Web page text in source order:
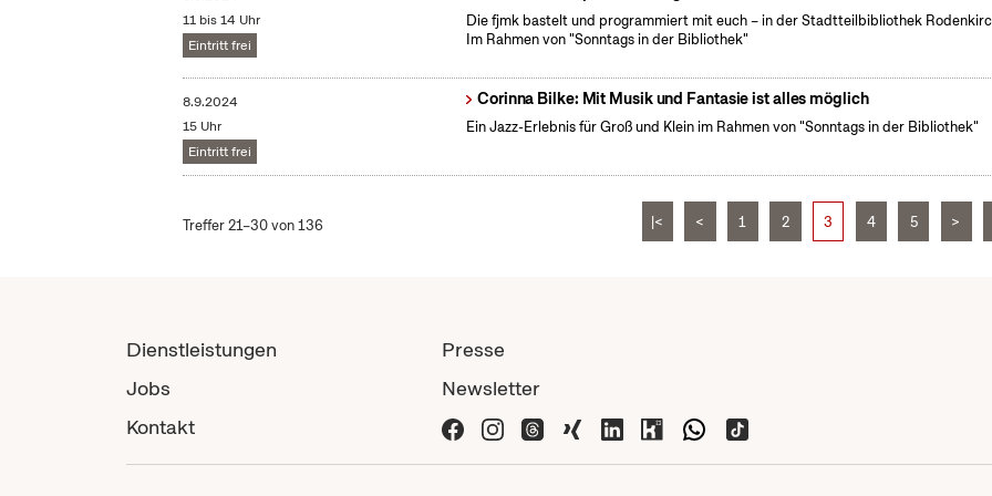
11 bis 14 Uhr
Eintritt frei
Die fjmk bastelt und programmiert mit euch – in der Stadtteilbibliothek
Im Rahmen von "Sonntags in der Bibliothek"
8.9.2024
15 Uhr
Eintritt frei
Corinna Bilke: Mit Musik und Fantasie ist alles möglich
Ein Jazz-Erlebnis für Groß und Klein im Rahmen von "Sonntags in der Bibliothek"
Treffer 21–30 von 136 |< < 1 2 3 4 5 >
Dienstleistungen
Jobs
Kontakt
Presse
Newsletter